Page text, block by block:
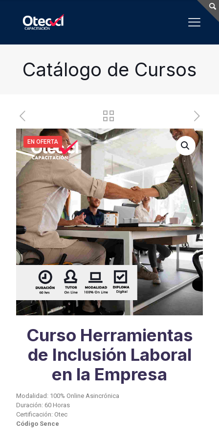
Catálogo de Cursos
EN OFERTA
Curso Herramientas
de Inclusión Laboral
en la Empresa
Modalidad: 100% Online Asincrónica
Duración: 60 Horas
Certificación: Otec
Código Sence